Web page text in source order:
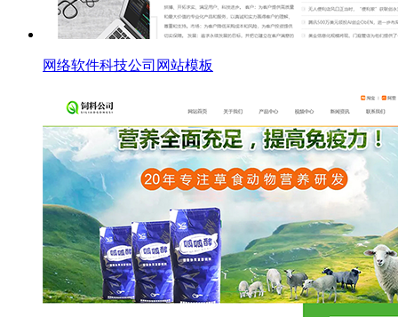
网络软件科技公司网站模板